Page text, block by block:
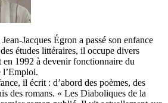
Jacques Égron a passé son enfance
études littéraires, il occupe divers
1992 à devenir fonctionnaire du
l’Emploi.
il écrit : d’abord des poèmes, des
des romans. « Les Diaboliques de la